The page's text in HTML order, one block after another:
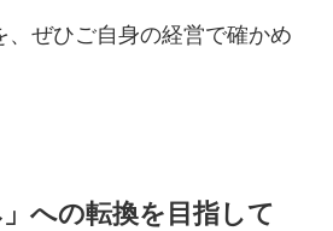
、ぜひご自身の経営で確かめ
」への転換を目指して